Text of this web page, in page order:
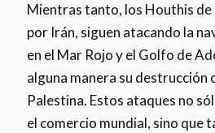
Mientras tanto, los Houthis de
por Irán, siguen atacando la
en el Mar Rojo y el Golfo de
alguna manera su destrucción
Palestina. Estos ataques no
el comercio mundial, sino que